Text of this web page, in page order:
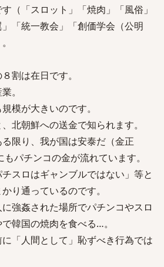
（「スロット」「焼肉」「風俗」
」「統一教会」「創価学会（公明
割は在日です。
。
模が大きいのです。
北朝鮮への送金で知られます。
る限り、我が国は安泰だ（金正
パチンコの金が流れています。
スロはギャンブルではない」等と
り通っているのです。
強姦された場所でパチンコやスロ
韓国の焼肉を食べる…。
「人間として」恥ずべき行為では